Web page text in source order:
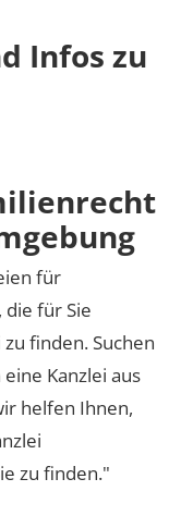
Infos zu
für
für Sie
finden. Suchen
Kanzlei aus
helfen Ihnen,
zu finden."